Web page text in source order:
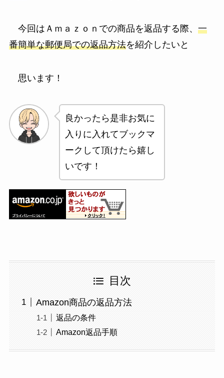
今回はＡｍａｚｏｎでの商品を返品する際、 一
番簡単な郵便局での返品方法を紹介したいと
思います！
良かったら是非お気に
入りに入れてブックマ
ークして頂けたら嬉し
いです！
目次
Amazon商品の返品方法
返品の条件
Amazon返品手順